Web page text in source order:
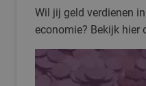
Wil jij geld verdienen
economie? Bekijk hier